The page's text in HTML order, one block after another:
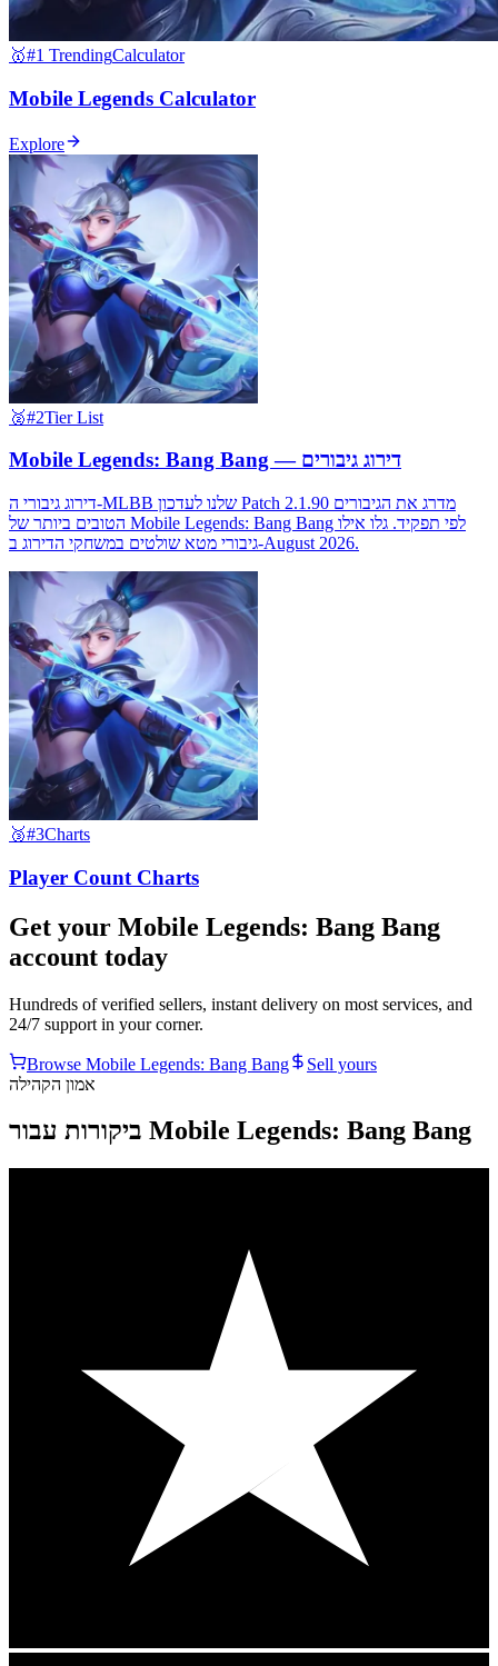
🥇#1 TrendingCalculator
Mobile Legends Calculator
Explore
🥈#2Tier List
Mobile Legends: Bang Bang — דירוג גיבורים
דירוג גיבורי ה-MLBB שלנו לעדכון Patch 2.1.90 מדרג את הגיבורים
הטובים ביותר של Mobile Legends: Bang Bang לפי תפקיד. גלו אילו
גיבורי מטא שולטים במשחקי הדירוג ב-August 2026.
🥉#3Charts
Player Count Charts
Get your Mobile Legends: Bang Bang
account today
Hundreds of verified sellers, instant delivery on most services, and
24/7 support in your corner.
Browse Mobile Legends: Bang Bang
Sell yours
אמון הקהילה
ביקורות עבור Mobile Legends: Bang Bang